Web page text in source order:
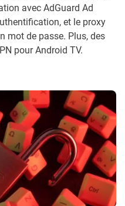
avec AdGuard Ad
et le proxy
mot de passe. Plus, des
pour Android TV.